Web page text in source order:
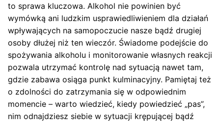
to sprawa kluczowa. Alkohol nie powinien być
wymówką ani ludzkim usprawiedliwieniem dla działań
wpływających na samopoczucie nasze bądź drugiej
osoby dłużej niż ten wieczór. Świadome podejście do
spożywania alkoholu i monitorowanie własnych reakcji
pozwala utrzymać kontrolę nad sytuacją nawet tam,
gdzie zabawa osiąga punkt kulminacyjny. Pamiętaj też
o zdolności do zatrzymania się w odpowiednim
momencie – warto wiedzieć, kiedy powiedzieć „pas”,
nim odnajdziesz siebie w sytuacji krępującej bądź